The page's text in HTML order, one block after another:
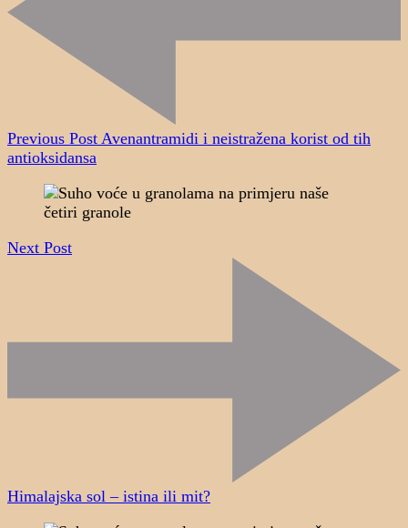
Previous Post Avenantramidi i neistražena korist od tih
antioksidansa
Next Post
Himalajska sol – istina ili mit?